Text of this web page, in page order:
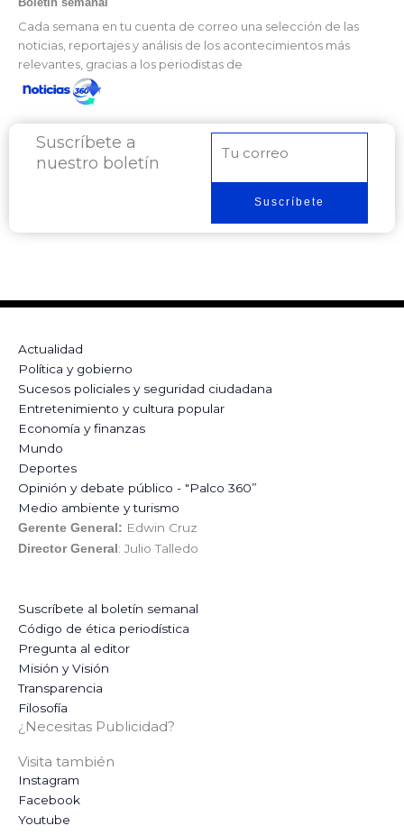
Cada semana en tu cuenta de correo una selección de las
noticias, reportajes y análisis de los acontecimientos más
relevantes, gracias a los periodistas de
Suscríbete a
nuestro boletín
electrónico
Suscríbete
Actualidad
Política y gobierno
Sucesos policiales y seguridad ciudadana
Entretenimiento y cultura popular
Economía y finanzas
Mundo
Deportes
Opinión y debate público - "Palco 360”
Medio ambiente y turismo
Gerente General: Edwin Cruz
Director General : Julio Talledo
Suscríbete al boletín semanal
Código de ética periodística
Pregunta al editor
Misión y Visión
Transparencia
Filosofía
¿Necesitas Publicidad?
Visita también
Instagram
Facebook
Youtube